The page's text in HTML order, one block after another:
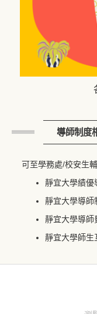
導師制度
可至學務處/校安生
靜宜大學績優
靜宜大學導師
靜宜大學導師
靜宜大學師生